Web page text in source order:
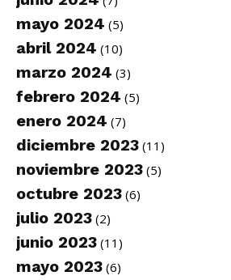
mayo 2024 (5)
abril 2024 (10)
marzo 2024 (3)
febrero 2024 (5)
enero 2024 (7)
diciembre 2023 (11)
noviembre 2023 (5)
octubre 2023 (6)
julio 2023 (2)
junio 2023 (11)
mayo 2023 (6)